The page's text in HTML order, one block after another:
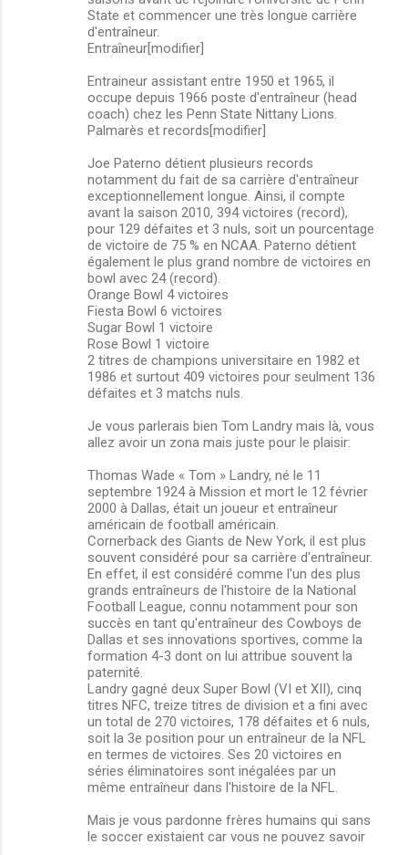
State et commencer une très longue carrière
d'entraîneur.
Entraîneur[modifier]
Entraineur assistant entre 1950 et 1965, il
occupe depuis 1966 poste d'entraîneur (head
coach) chez les Penn State Nittany Lions.
Palmarès et records[modifier]
Joe Paterno détient plusieurs records
notamment du fait de sa carrière d'entraîneur
exceptionnellement longue. Ainsi, il compte
avant la saison 2010, 394 victoires (record),
pour 129 défaites et 3 nuls, soit un pourcentage
de victoire de 75 % en NCAA. Paterno détient
également le plus grand nombre de victoires en
bowl avec 24 (record).
Orange Bowl 4 victoires
Fiesta Bowl 6 victoires
Sugar Bowl 1 victoire
Rose Bowl 1 victoire
2 titres de champions universitaire en 1982 et
1986 et surtout 409 victoires pour seulment 136
défaites et 3 matchs nuls.
Je vous parlerais bien Tom Landry mais là, vous
allez avoir un zona mais juste pour le plaisir:
Thomas Wade « Tom » Landry, né le 11
septembre 1924 à Mission et mort le 12 février
2000 à Dallas, était un joueur et entraîneur
américain de football américain.
Cornerback des Giants de New York, il est plus
souvent considéré pour sa carrière d'entraîneur.
En effet, il est considéré comme l'un des plus
grands entraîneurs de l'histoire de la National
Football League, connu notamment pour son
succès en tant qu'entraîneur des Cowboys de
Dallas et ses innovations sportives, comme la
formation 4-3 dont on lui attribue souvent la
paternité.
Landry gagné deux Super Bowl (VI et XII), cinq
titres NFC, treize titres de division et a fini avec
un total de 270 victoires, 178 défaites et 6 nuls,
soit la 3e position pour un entraîneur de la NFL
en termes de victoires. Ses 20 victoires en
séries éliminatoires sont inégalées par un
même entraîneur dans l'histoire de la NFL.
Mais je vous pardonne frères humains qui sans
le soccer existaient car vous ne pouvez savoir